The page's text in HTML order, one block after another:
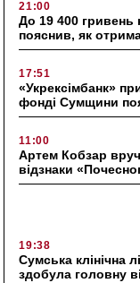
21:00
До 19 400
пояснив, як
17:51
«Укрексімбанк»
фонді Сумщини
11:00
Артем Кобзар
відзнаки
19:38
Сумська клінічна
здобула головну